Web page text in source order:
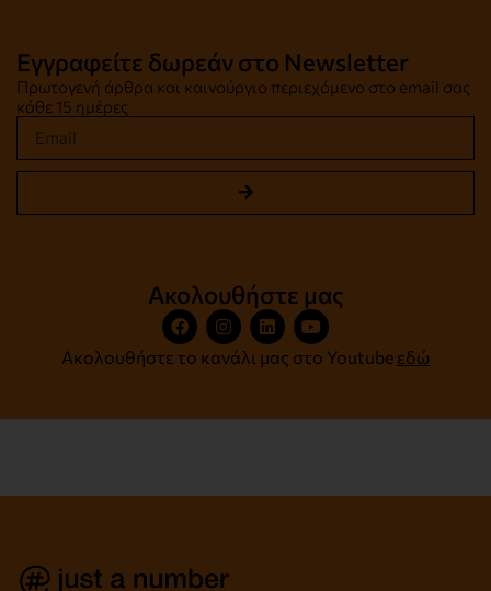
Εγγραφείτε δωρεάν στο Newsletter
Πρωτογενή άρθρα και καινούργιο περιεχόμενο στο email σας
κάθε 15 ημέρες
Ακολουθήστε μας
Ακολουθήστε το κανάλι μας στο Youtube εδώ